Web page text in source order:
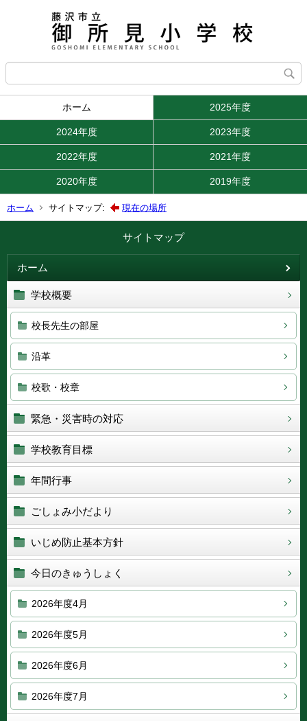
ホーム 2025年度
2024年度 2023年度
2022年度 2021年度
2020年度 2019年度
ホーム サイトマップ: 現在の場所
サイトマップ
ホーム
学校概要
校長先生の部屋
沿革
校歌・校章
緊急・災害時の対応
学校教育目標
年間行事
ごしょみ小だより
いじめ防止基本方針
今日のきゅうしょく
2026年度4月
2026年度5月
2026年度6月
2026年度7月